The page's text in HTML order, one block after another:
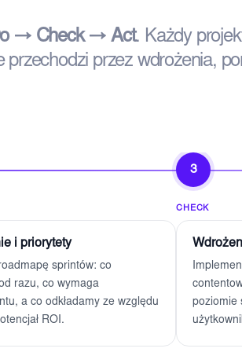
→ Check → Act. Każdy
przez wdrożenia,
i priorytety
sprintów: co
razu, co wymaga
a co odkładamy ze względu
ROI.
3
CHECK
poziomie